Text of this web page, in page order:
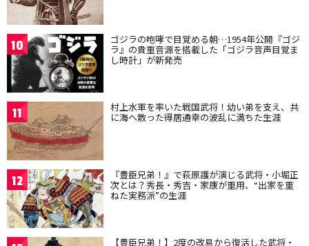
10 ゴジラの咆哮で目覚める朝…1954年公開『ゴジ
ラ』の貴重音源を搭載した「ゴジラ音声目覚ま
し時計」が新発売
11 村上水軍を率いた戦国武将！幼い弟を支え、共
に海へ散った得居通幸の波乱に満ちた生涯
12 『豊臣兄弟！』で萩原護が演じる武将・小堀正
次とは？秀長・秀吉・家康が重用、“出家を重
ねた実務派”の生涯
【豊臣兄弟！】2度の改易から復活した武将・